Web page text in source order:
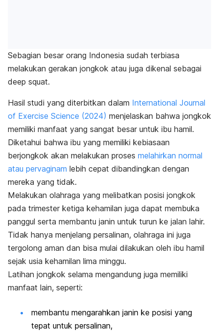
Sebagian besar orang Indonesia sudah terbiasa
melakukan gerakan jongkok atau juga dikenal sebagai
deep squat.
Hasil studi yang diterbitkan dalam International Journal
of Exercise Science (2024) menjelaskan bahwa jongkok
memiliki manfaat yang sangat besar untuk ibu hamil.
Diketahui bahwa ibu yang memiliki kebiasaan
berjongkok akan melakukan proses melahirkan normal
atau pervaginam lebih cepat dibandingkan dengan
mereka yang tidak.
Melakukan olahraga yang melibatkan posisi jongkok
pada trimester ketiga kehamilan juga dapat membuka
panggul serta membantu janin untuk turun ke jalan lahir.
Tidak hanya menjelang persalinan, olahraga ini juga
tergolong aman dan bisa mulai dilakukan oleh ibu hamil
sejak usia kehamilan lima minggu.
Latihan jongkok selama mengandung juga memiliki
manfaat lain, seperti:
membantu mengarahkan janin ke posisi yang
tepat untuk persalinan,